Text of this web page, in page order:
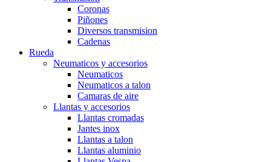
Coronas
Piñones
Diversos transmision
Cadenas
Rueda
Neumaticos y accesorios
Neumaticos
Neumaticos a talon
Camaras de aire
Llantas y accesorios
Llantas cromadas
Jantes inox
Llantas a talon
Llantas aluminio